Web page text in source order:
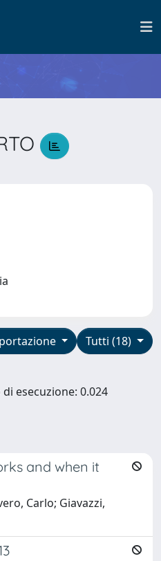
Tutti (18)
esecuzione: 0.024
and when it
Carlo; Giavazzi,